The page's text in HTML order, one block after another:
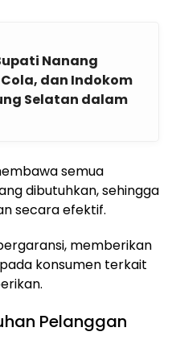
Nanang
dan Indokom
Selatan dalam
semua
dibutuhkan, sehingga
secara efektif.
memberikan
konsumen terkait
Pelanggan